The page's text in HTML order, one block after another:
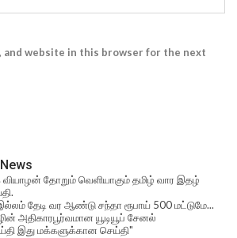
and website in this browser for the next
தோறும் வெளியாகும் தமிழ் வார இதழ்
தேடி வர ஆண்டு சந்தா ரூபாய் 500 மட்டுமே...
அதிகாரபூர்வமான யூடியூப் சேனல்
இது மக்களுக்கான செய்தி"